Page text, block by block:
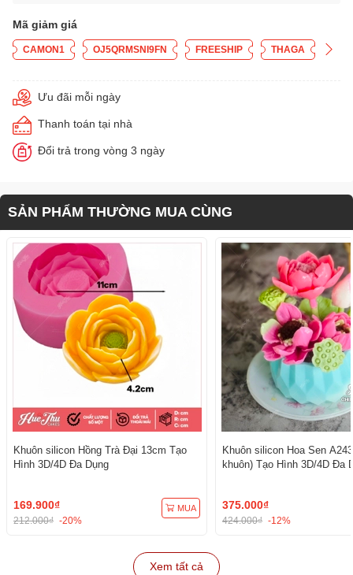
Mã giảm giá
CAMON1 OJ5QRMSNI9FN FREESHIP THAGA
Ưu đãi mỗi ngày
Thanh toán tại nhà
Đổi trả trong vòng 3 ngày
SẢN PHẨM THƯỜNG MUA CÙNG
Khuôn silicon Hồng Trà Đại 13cm Tạo
Hình 3D/4D Đa Dụng
169.900₫
212.000₫ -20%
MUA
Khuôn silicon Hoa Sen
khuôn) Tạo Hình 3D/4D Đa
375.000₫
424.000₫ -12%
Xem tất cả